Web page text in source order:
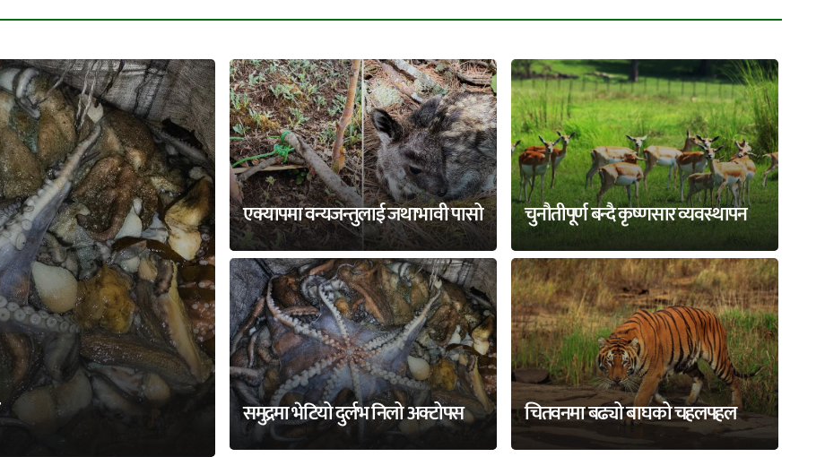
एक्यापमा वन्यजन्तुलाई जथाभावी पासो चुनौतीपूर्ण बन्दै कृष्णसार व्यवस्थापन
समुद्रमा भेटियो दुर्लभ निलो अक्टोपस चितवनमा बढ्यो बाघको चहलपहल